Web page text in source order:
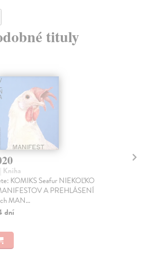
tituly
| Kniha
KOMIKS Seafur NIEKOĽKO
A PREHLÁSENÍ
MAN...
dní